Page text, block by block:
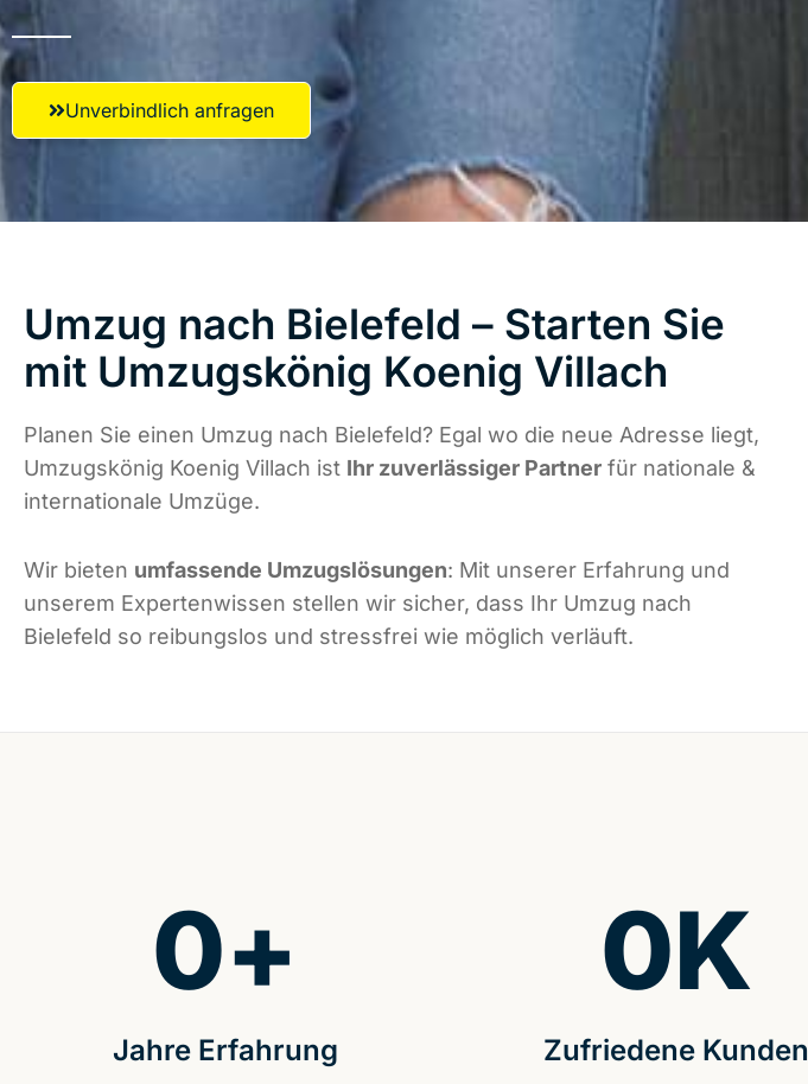
Unverbindlich anfragen
Umzug nach Bielefeld – Starten Sie
mit Umzugskönig Koenig Villach
Planen Sie einen Umzug nach Bielefeld? Egal wo die neue Adresse liegt,
Umzugskönig Koenig Villach ist Ihr zuverlässiger Partner für nationale &
internationale Umzüge.
Wir bieten umfassende Umzugslösungen: Mit unserer Erfahrung und
unserem Expertenwissen stellen wir sicher, dass Ihr Umzug nach
Bielefeld so reibungslos und stressfrei wie möglich verläuft.
Jahre Erfahrung
0+
Zufriedene Kunden
0K